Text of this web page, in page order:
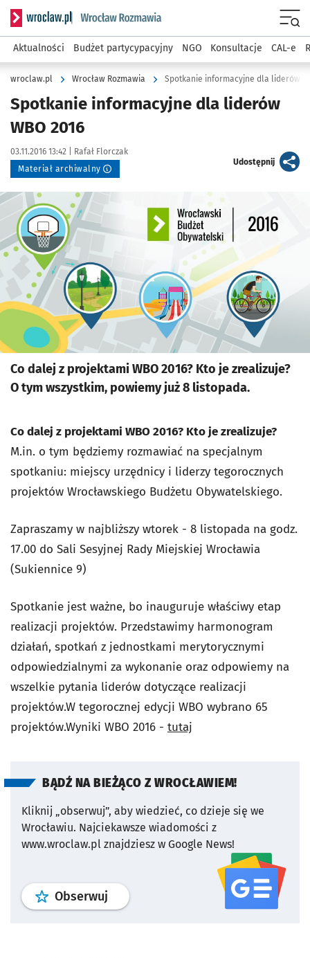
Serwis informacyjny wroclaw.pl podserwis: Rozmawia
Aktualności Budżet partycypacyjny NGO Konsultacje CAL-e
wroclaw.pl Wrocław Rozmawia Spotkanie informacyjne dla liderów
Spotkanie informacyjne dla liderów
WBO 2016
Data publikacji:
03.11.2016 13:42 | Autor:
Rafał Florczak
Materiał archiwalny
Udostępnijartykuł
Kliknij, aby powiększyć
Co dalej z projektami WBO 2016? Kto je zrealizuje?
O tym wszystkim, powiemy już 8 listopada.
Co dalej z projektami WBO 2016? Kto je zrealizuje?
M.in. o tym będziemy rozmawiać na specjalnym
spotkaniu: miejscy urzędnicy i liderzy tegorocznych
projektów Wrocławskiego Budżetu Obywatelskiego.
Zapraszamy w najbliższy wtorek - 8 listopada na godz.
17.00 do Sali Sesyjnej Rady Miejskiej Wrocławia
(Sukiennice 9)
Spotkanie jest ważne, bo inauguruje właściwy etap
realizacji projektów. Przedstawimy harmonogram
działań, spotkań z jednostkami merytorycznymi
odpowiedzialnymi za wykonanie oraz odpowiemy na
wszelkie pytania liderów dotyczące realizacji
projektów.W tegorocznej edycji WBO wybrano 65
projektów.Wyniki WBO 2016 - tutaj
BĄDŹ NA BIEŻĄCO Z WROCŁAWIEM!
Kliknij „obserwuj”, aby wiedzieć, co dzieje się we
Wrocławiu. Najciekawsze wiadomości z
www.wroclaw.pl znajdziesz w Google News!
Obserwuj profil serwisu